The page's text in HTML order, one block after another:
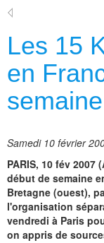
Les 15
en
Samedi 10 février
PARIS, 10 fév
début de semaine
Bretagne (ouest),
l'organisation
vendredi à Paris
on appris de